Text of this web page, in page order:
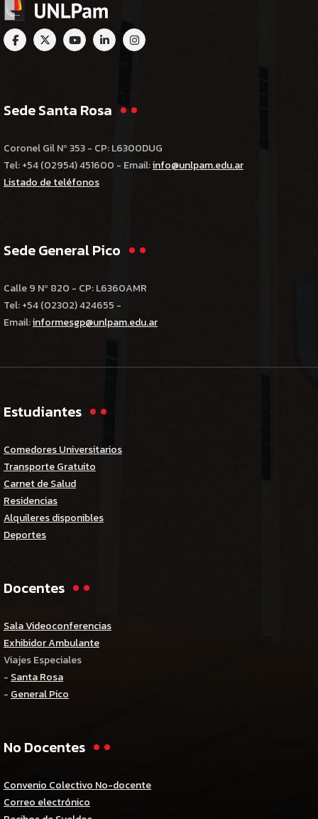
Sede Santa Rosa
Coronel Gil Nº 353 - CP: L6300DUG
Tel: +54 (02954) 451600 - Email:info@unlpam.edu.ar
Listado de teléfonos
Sede General Pico
Calle 9 Nº 820 - CP: L6360AMR
Tel: +54 (02302) 424655 -
Email:informesgp@unlpam.edu.ar
Estudiantes
Comedores Universitarios
Transporte Gratuito
Carnet de Salud
Residencias
Alquileres disponibles
Deportes
Docentes
Sala Videoconferencias
Exhibidor Ambulante
Viajes Especiales
-Santa Rosa
-General Pico
No Docentes
Convenio Colectivo No-docente
Correo electrónico